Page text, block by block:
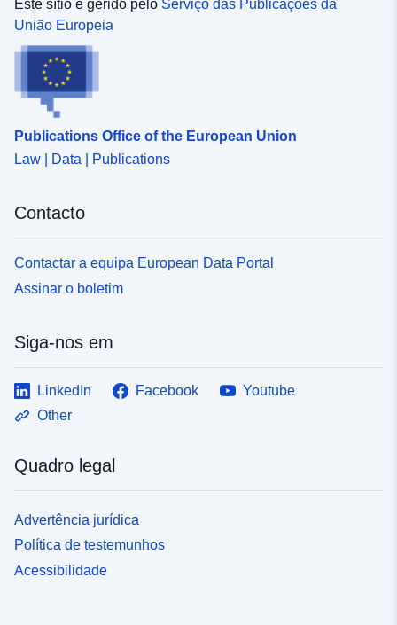
Identificadores:
6000f75b59cb
Tipo:
Recurso:
Este sítio é gerido pelo Serviço das Publicações da
União Europeia
Publications Office of the European Union
Law | Data | Publications
Contacto
Contactar a equipa European Data Portal
Assinar o boletim
Siga-nos em
LinkedIn Facebook
Youtube
Other
Quadro legal
Advertência jurídica
Política de testemunhos
Acessibilidade